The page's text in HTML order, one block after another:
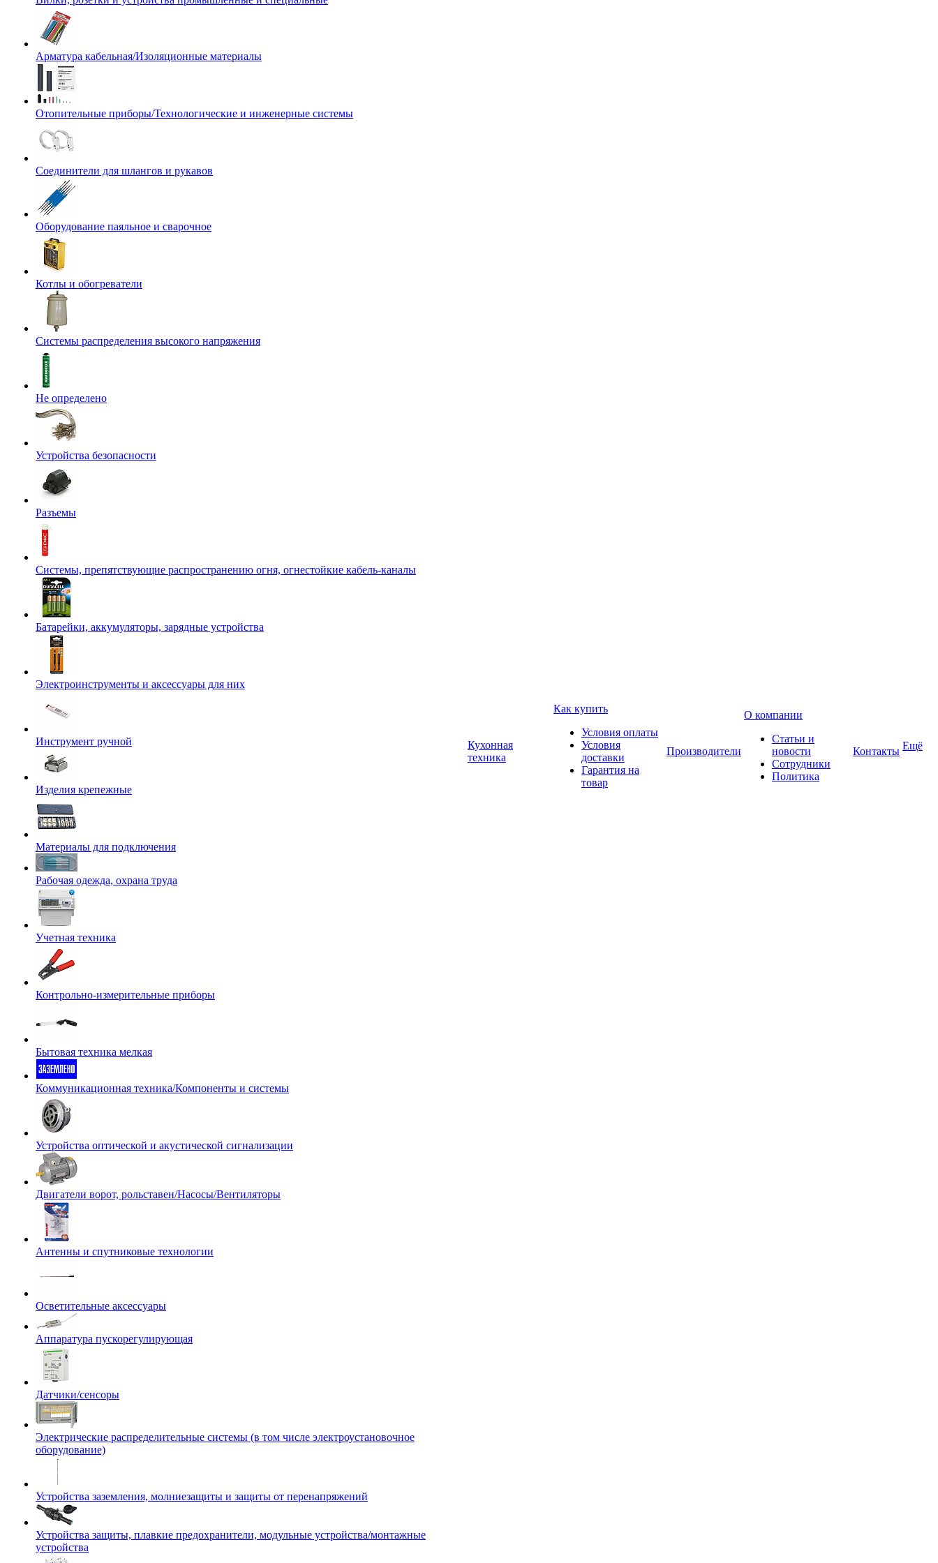
Арматура кабельная/Изоляционные материалы
Отопительные приборы/Технологические и инженерные системы
Соединители для шлангов и рукавов
Оборудование паяльное и сварочное
Котлы и обогреватели
Системы распределения высокого напряжения
Не определено
Устройства безопасности
Разъемы
Системы, препятствующие распространению огня, огнестойкие кабель-каналы
Батарейки, аккумуляторы, зарядные устройства
Электроинструменты и аксессуары для них
Инструмент ручной
Изделия крепежные
Материалы для подключения
Рабочая одежда, охрана труда
Учетная техника
Контрольно-измерительные приборы
Бытовая техника мелкая
Коммуникационная техника/Компоненты и системы
Устройства оптической и акустической сигнализации
Двигатели ворот, рольставен/Насосы/Вентиляторы
Антенны и спутниковые технологии
Осветительные аксессуары
Аппаратура пускорегулирующая
Датчики/сенсоры
Электрические распределительные системы (в том числе электроустановочное
оборудование)
Устройства заземления, молниезащиты и защиты от перенапряжений
Устройства защиты, плавкие предохранители, модульные устройства/монтажные
устройства
Кухонная
техника
Как купить
Условия оплаты
Условия
доставки
Гарантия на
товар
Производители
О компании
Статьи и
новости
Сотрудники
Политика
Контакты Ещё